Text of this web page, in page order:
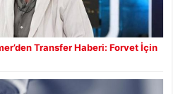
Transfer Haberi: Forvet İçin